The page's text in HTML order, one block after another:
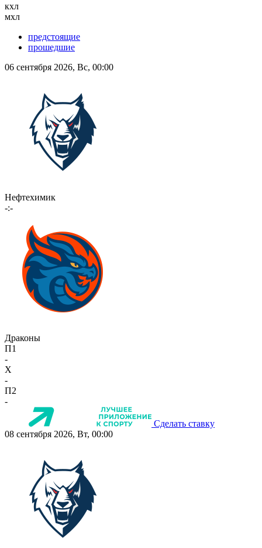
кхл
мхл
предстоящие
прошедшие
06 сентября 2026, Вс, 00:00
Нефтехимик
-:-
Драконы
П1
-
X
-
П2
-
Сделать ставку
08 сентября 2026, Вт, 00:00